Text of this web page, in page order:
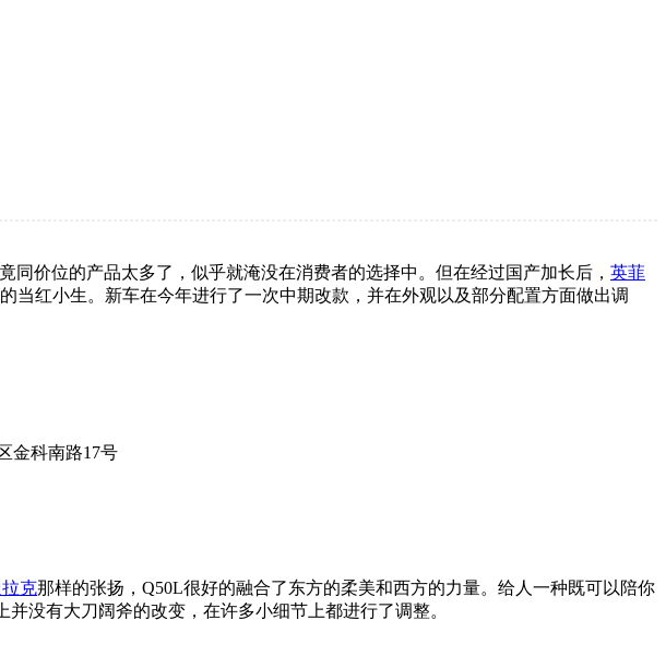
价位的产品太多了，似乎就淹没在消费者的选择中。但在经过国产加长后， 英菲
红小生。新车在今年进行了一次中期改款，并在外观以及部分配置方面做出调
金科南路17号
克那样的张扬，Q50L很好的融合了东方的柔美和西方的力量。给人一种既可以陪你
没有大刀阔斧的改变，在许多小细节上都进行了调整。